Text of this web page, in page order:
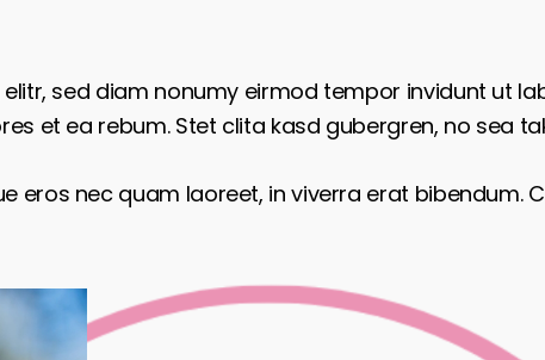
sed diam nonumy eirmod tempor invidunt ut
et ea rebum. Stet clita kasd gubergren, no sea
eros nec quam laoreet, in viverra erat bibendum.